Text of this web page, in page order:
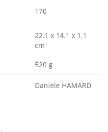
170
22.1 x 14.1 x 1.1
cm
520 g
Danièle HAMARD